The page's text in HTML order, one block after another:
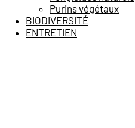
Purins végétaux
BIODIVERSITÉ
ENTRETIEN